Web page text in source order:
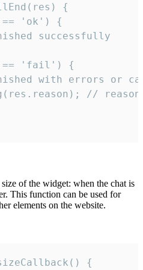
{
'ok') {
successfully
'fail') {
with errors or
//
of the widget: when the chat is
This function can be used for
elements on the website.
{